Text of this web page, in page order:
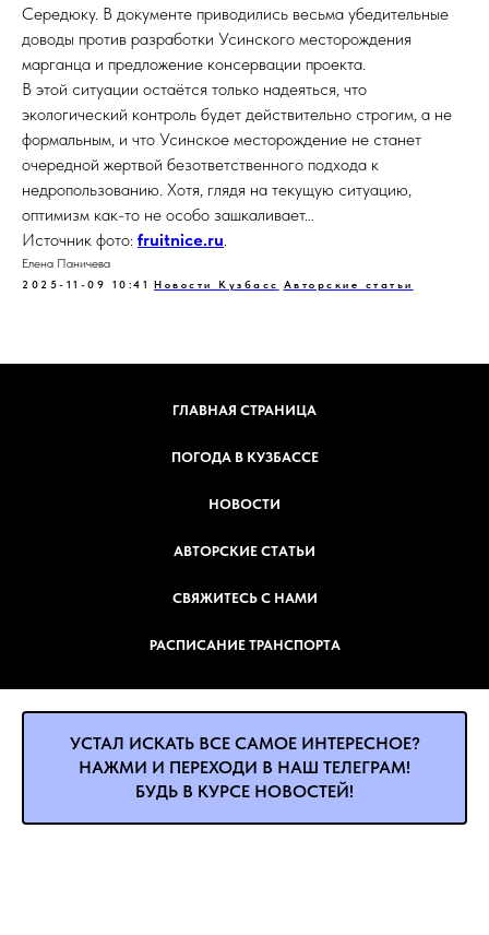
Середюку. В документе приводились весьма убедительные
доводы против разработки Усинского месторождения
марганца и предложение консервации проекта.
В этой ситуации остаётся только надеяться, что
экологический контроль будет действительно строгим, а не
формальным, и что Усинское месторождение не станет
очередной жертвой безответственного подхода к
недропользованию. Хотя, глядя на текущую ситуацию,
оптимизм как-то не особо зашкаливает…
Источник фото: fruitnice.ru.
Елена Паничева
2025-11-09 10:41 Новости Кузбасс Авторские статьи
ГЛАВНАЯ СТРАНИЦА
ПОГОДА В КУЗБАССЕ
НОВОСТИ
АВТОРСКИЕ СТАТЬИ
СВЯЖИТЕСЬ С НАМИ
РАСПИСАНИЕ ТРАНСПОРТА
УСТАЛ ИСКАТЬ ВСЕ САМОЕ ИНТЕРЕСНОЕ?
НАЖМИ И ПЕРЕХОДИ В НАШ ТЕЛЕГРАМ!
БУДЬ В КУРСЕ НОВОСТЕЙ!